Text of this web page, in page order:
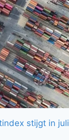
stijgt in juli